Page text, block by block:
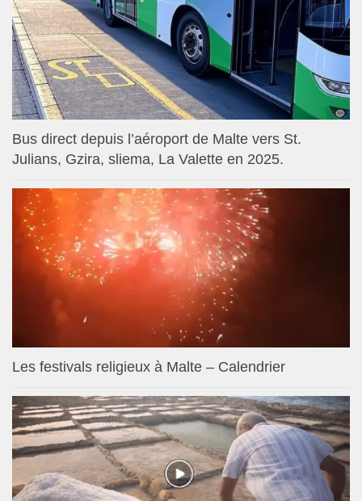
Bus direct depuis l’aéroport de Malte vers St.
Julians, Gzira, sliema, La Valette en 2025.
Les festivals religieux à Malte – Calendrier